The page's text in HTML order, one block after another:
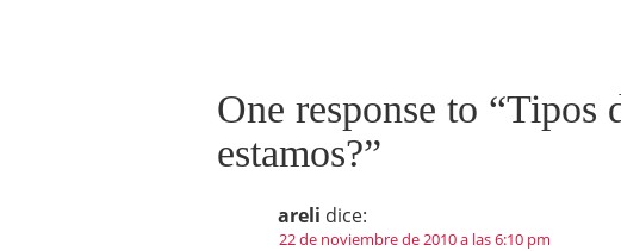
One response to “Tipos
estamos?”
areli dice:
22 de noviembre de 2010 a las 6:10 pm